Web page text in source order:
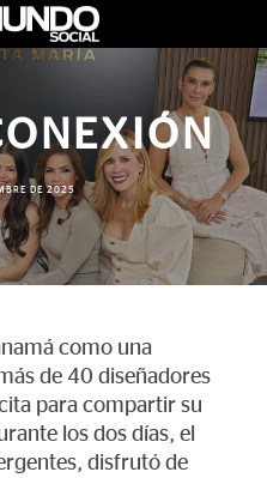
DE 2025
como una
de 40 diseñadores
para compartir su
los dos días, el
disfrutó de